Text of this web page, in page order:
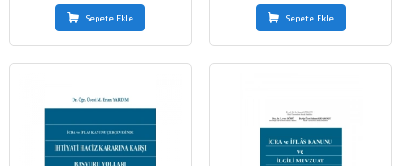
Sepete Ekle Sepete Ekle